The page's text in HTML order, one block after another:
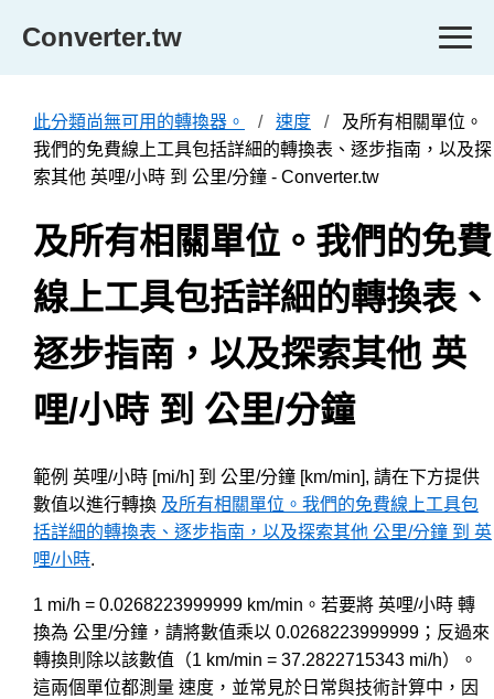
Converter.tw
此分類尚無可用的轉換器。 速度
及所有相關單位。
我們的免費線上工具包括詳細的轉換表、逐步指南，以及探
索其他 英哩/小時 到 公里/分鐘 - Converter.tw
及所有相關單位。我們的免費
線上工具包括詳細的轉換表、
逐步指南，以及探索其他 英
哩/小時 到 公里/分鐘
範例 英哩/小時 [mi/h] 到 公里/分鐘 [km/min], 請在下方提供
數值以進行轉換 及所有相關單位。我們的免費線上工具包
括詳細的轉換表、逐步指南，以及探索其他 公里/分鐘 到 英
哩/小時.
1 mi/h = 0.0268223999999 km/min。若要將 英哩/小時 轉
換為 公里/分鐘，請將數值乘以 0.0268223999999；反過來
轉換則除以該數值（1 km/min = 37.2822715343 mi/h）。
這兩個單位都測量 速度，並常見於日常與技術計算中，因